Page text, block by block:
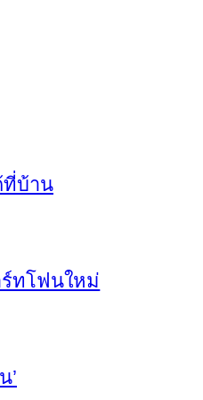
ที่บ้าน
ร์ทโฟนใหม่
’